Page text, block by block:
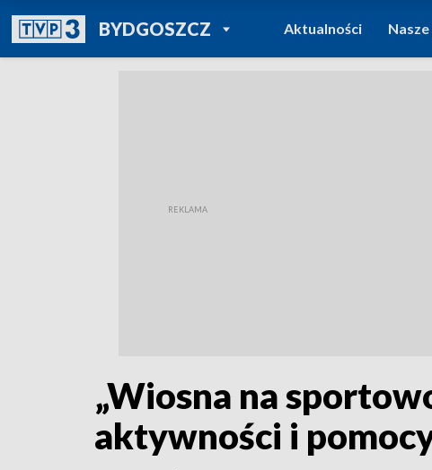
BYDGOSZCZPOWRÓT DO
TVP REGIONY
Aktualności
„Wiosna na
aktywności i